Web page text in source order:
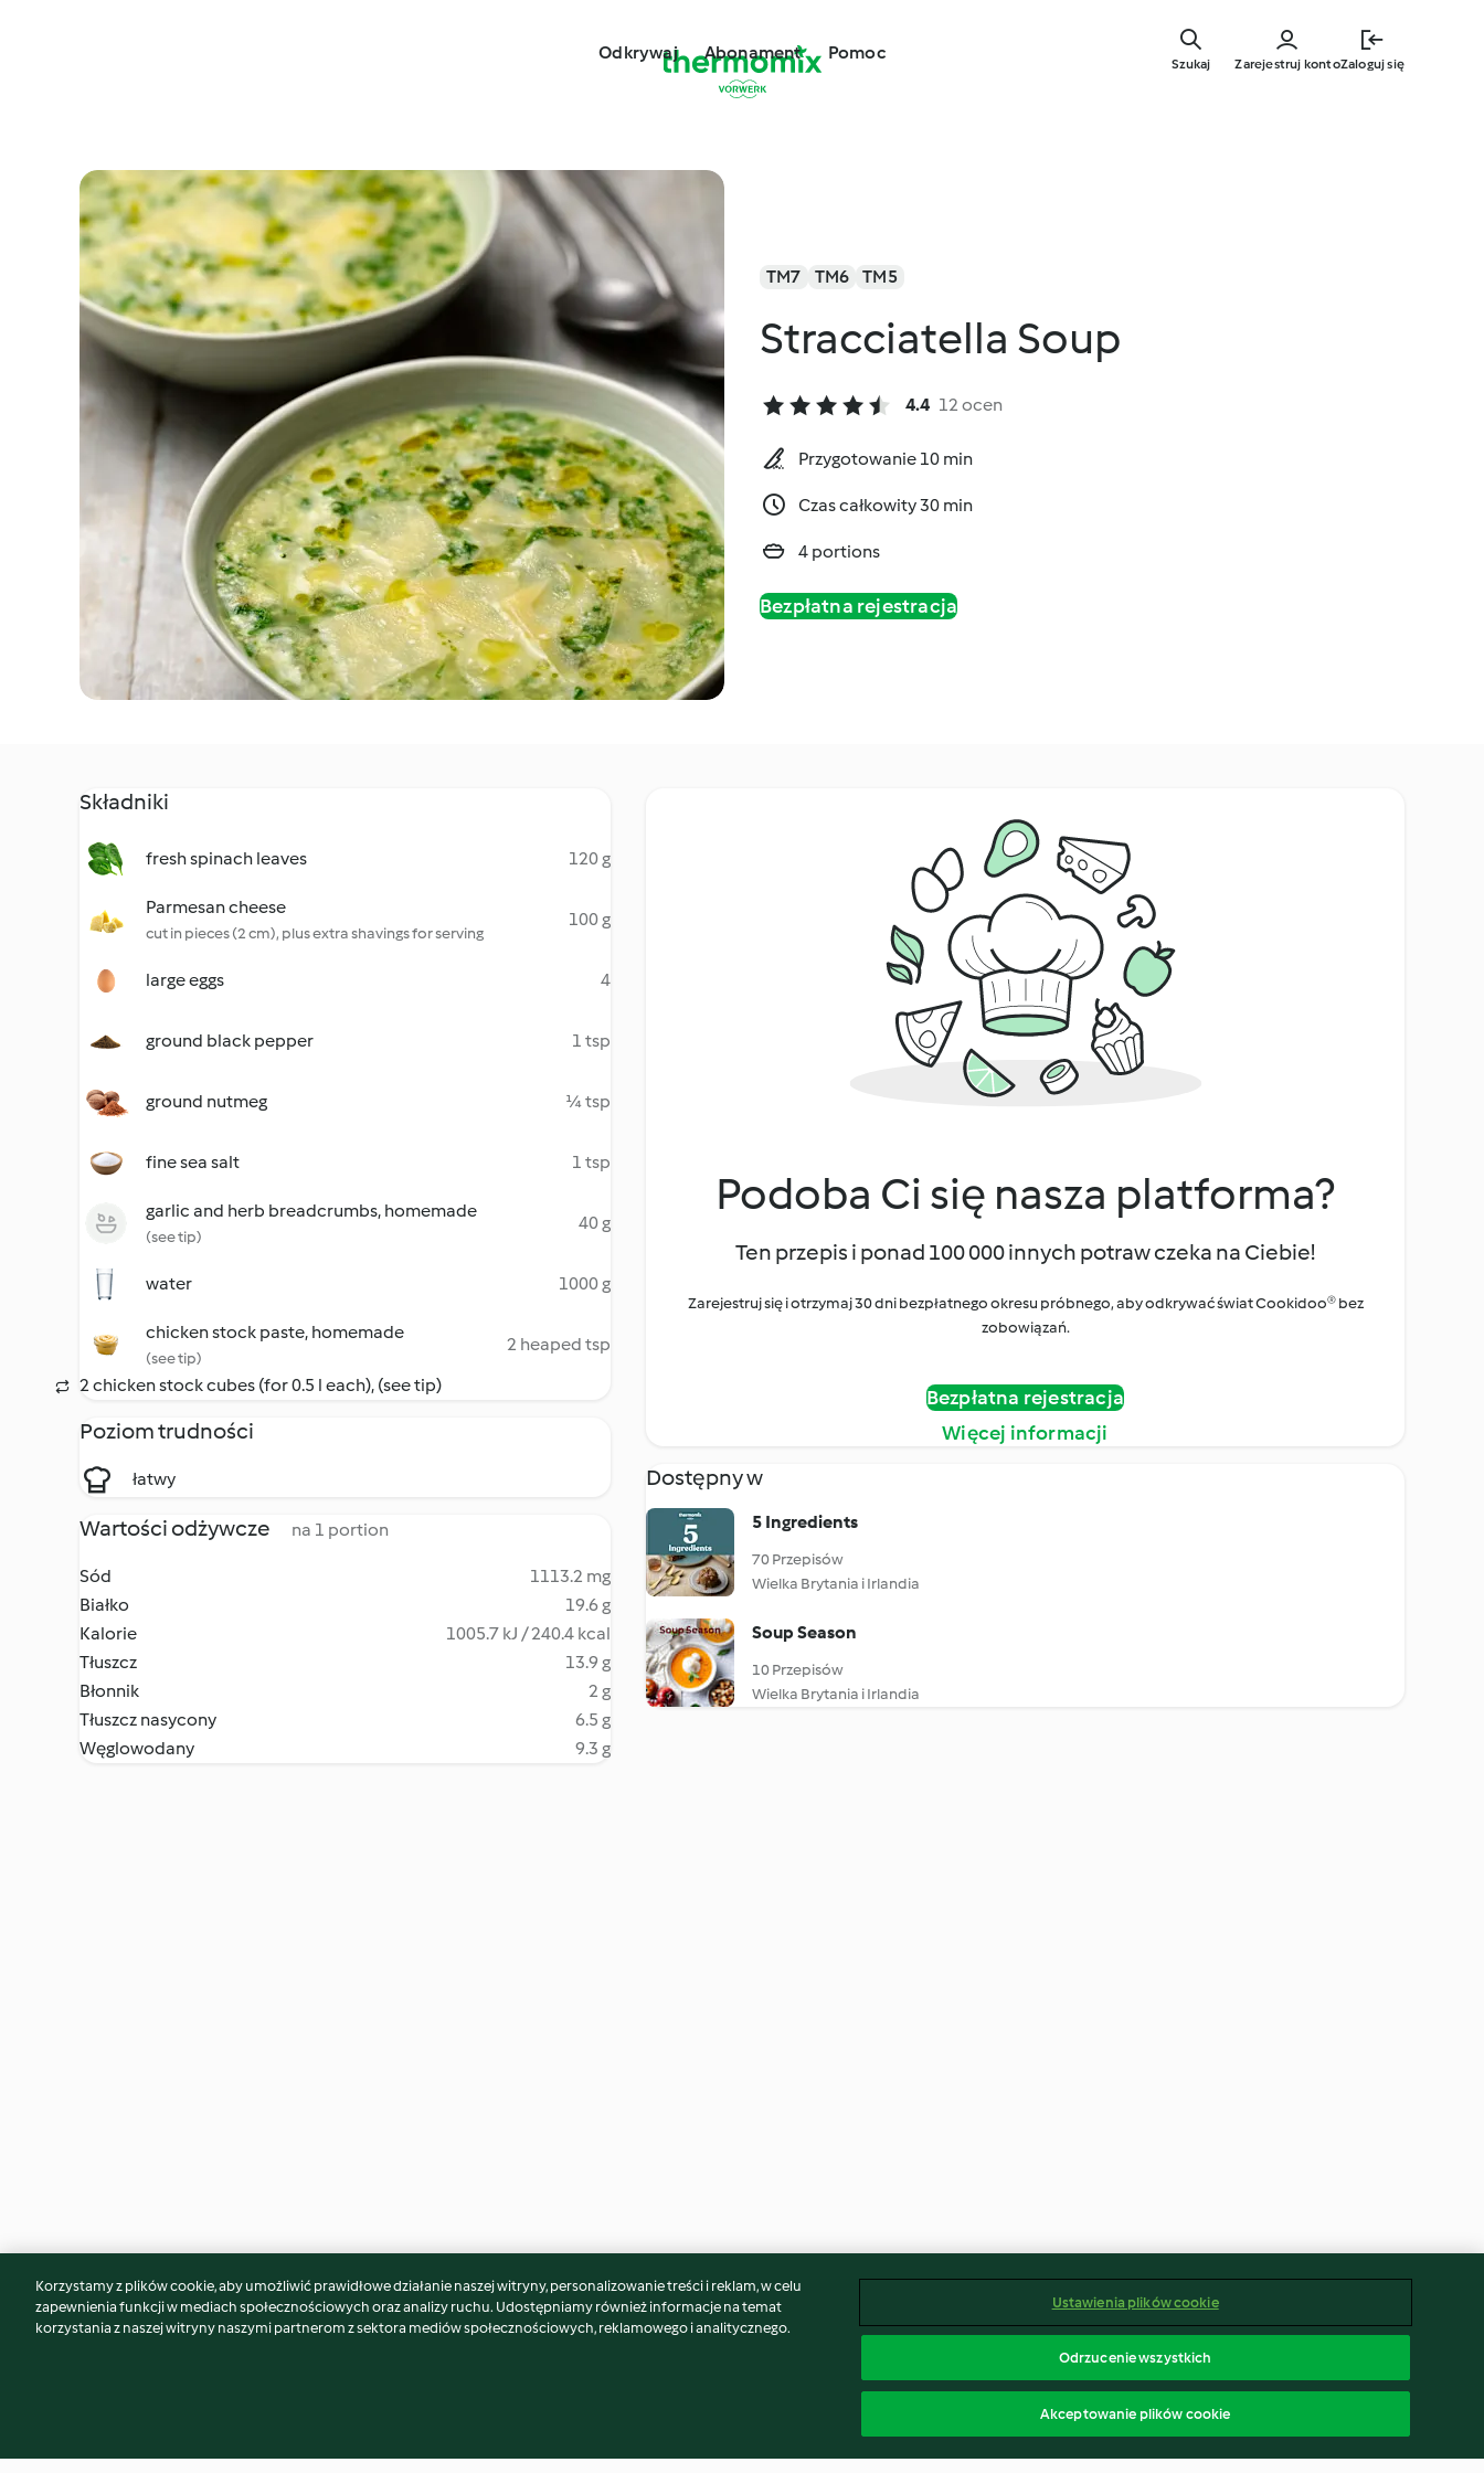
głównej
Odkrywaj Abonament Pomoc
Zarejestruj kontoZaloguj się
Szukaj
TM7 TM6 TM5
Stracciatella Soup
4.4 12 ocen
Przygotowanie 10 min
Czas całkowity 30 min
4 portions
Bezpłatna rejestracja
Składniki
fresh spinach leaves 120 g
Parmesan cheese
cut in pieces (2 cm), plus extra shavings for serving
100 g
large eggs 4
ground black pepper 1 tsp
ground nutmeg ¼ tsp
fine sea salt 1 tsp
garlic and herb breadcrumbs, homemade
(see tip)
40 g
water 1000 g
chicken stock paste, homemade
(see tip)
2 heaped tsp
2 chicken stock cubes (for 0.5 l each), (see tip)
Poziom trudności
łatwy
Wartości odżywcze na 1 portion
Sód
1113.2 mg
Białko
19.6 g
Kalorie
1005.7 kJ / 240.4 kcal
Tłuszcz
13.9 g
Błonnik
2 g
Tłuszcz nasycony
6.5 g
Węglowodany
9.3 g
Podoba Ci się nasza platforma?
Ten przepis i ponad 100 000 innych potraw czeka na Ciebie!
Zarejestruj się i otrzymaj 30 dni bezpłatnego okresu próbnego, aby odkrywać świat Cookidoo® bez
zobowiązań.
Bezpłatna rejestracja
Więcej informacji
Dostępny w
5 Ingredients
70 Przepisów
Wielka Brytania i Irlandia
Soup Season
10 Przepisów
Wielka Brytania i Irlandia
Może spodoba Ci się również...
Korzystamy z plików cookie, aby umożliwić prawidłowe działanie naszej witryny, personalizowanie treści i reklam, w celu
zapewnienia funkcji w mediach społecznościowych oraz analizy ruchu. Udostępniamy również informacje na temat
korzystania z naszej witryny naszymi partnerom z sektora mediów społecznościowych, reklamowego i analitycznego.
Ustawienia plików cookie
Odrzucenie wszystkich
Akceptowanie plików cookie